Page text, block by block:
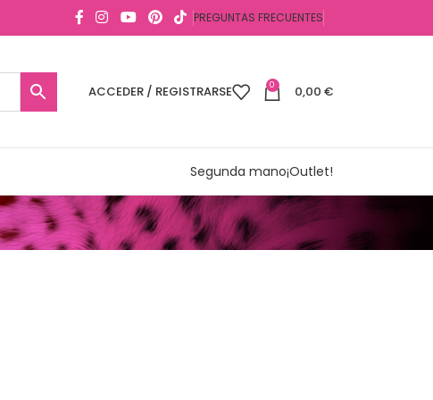
PREGUNTAS FRECUENTES
ACCEDER / REGISTRARSE 0 0,00 €
Segunda mano¡Outlet!